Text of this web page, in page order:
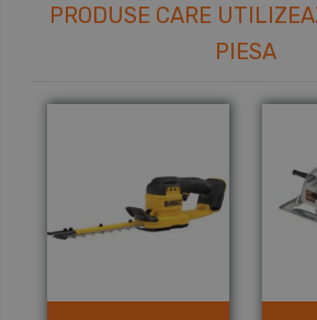
PRODUSE CARE
PIESA